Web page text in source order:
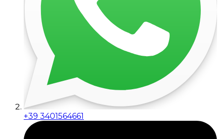
+39 3401564661